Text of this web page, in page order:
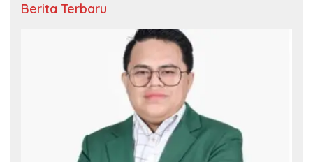
Berita Terbaru